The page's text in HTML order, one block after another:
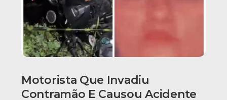
Motorista Que Invadiu
Contramão E Causou Acidente